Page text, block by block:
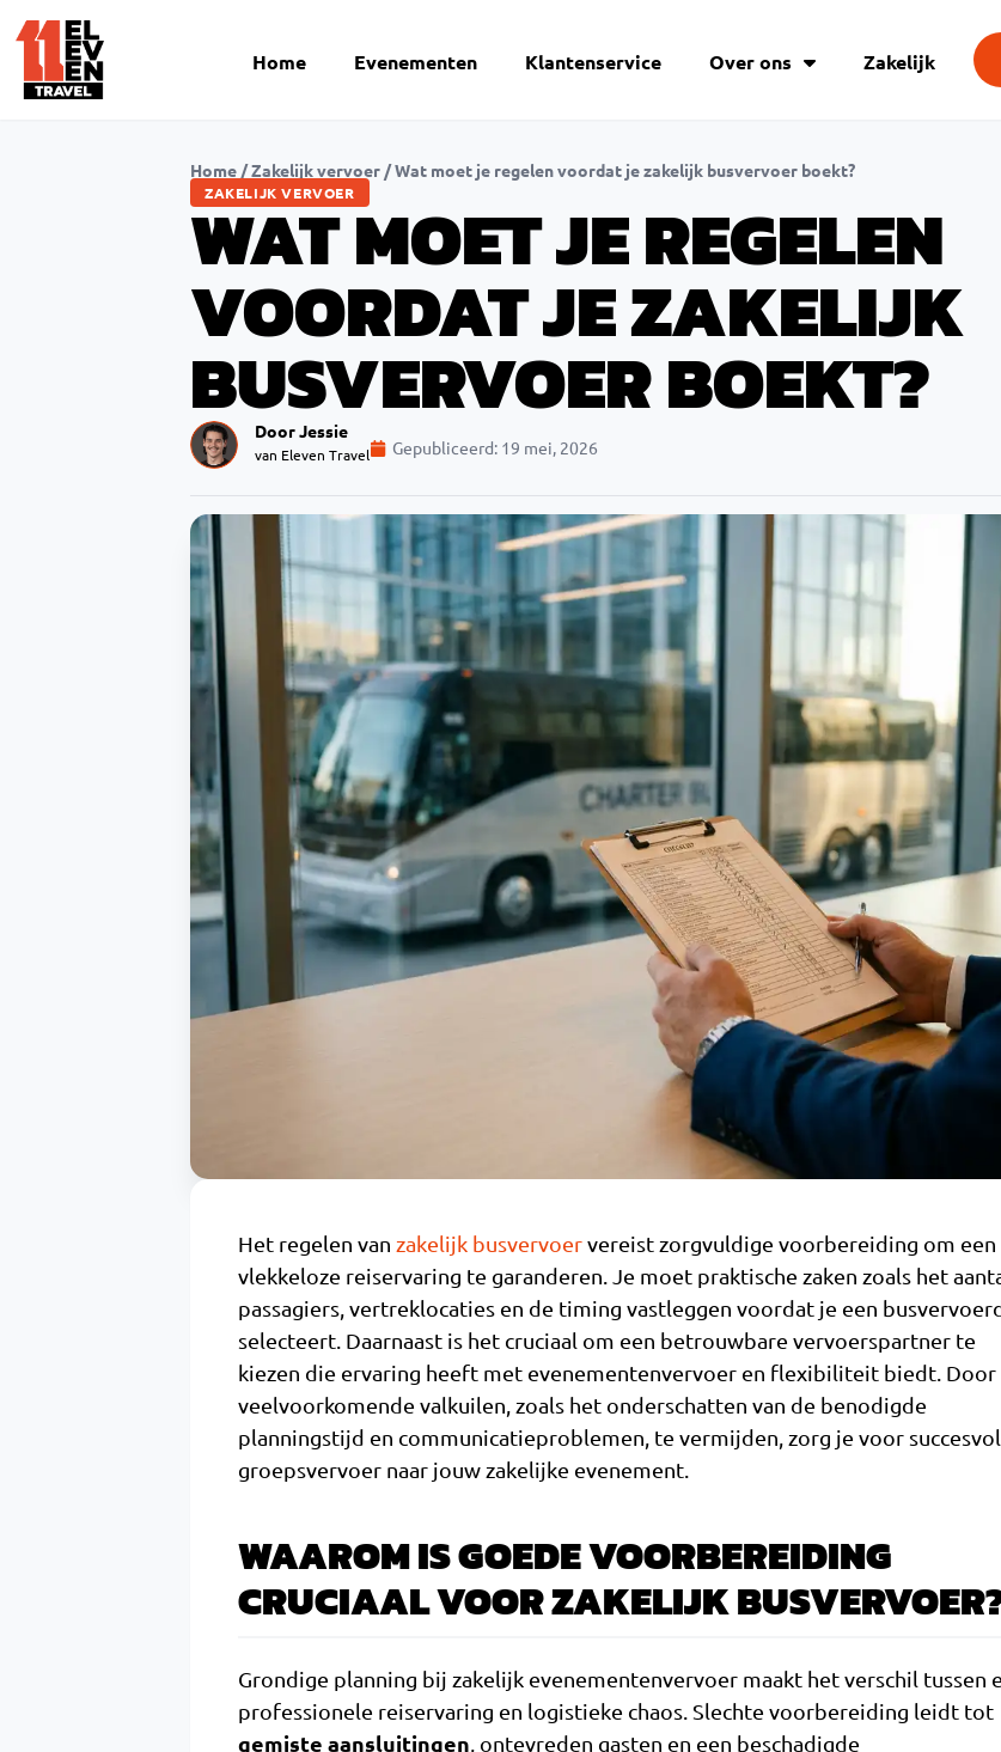
Home Evenementen Klantenservice Over ons Zakelijk
Home /Zakelijk vervoer /Wat moet je regelen voordat je zakelijk busvervoer boekt?
ZAKELIJK VERVOER
WAT MOET JE REGELEN
VOORDAT JE ZAKELIJK
BUSVERVOER BOEKT?
Door Jessie
van Eleven Travel Gepubliceerd: 19 mei, 2026
Het regelen van zakelijk busvervoervereist zorgvuldige voorbereiding om een
vlekkeloze reiservaring te garanderen. Je moet praktische zaken zoals het
passagiers, vertreklocaties en de timing vastleggen voordat je een
selecteert. Daarnaast is het cruciaal om een betrouwbare vervoerspartner te
kiezen die ervaring heeft met evenementenvervoer en flexibiliteit biedt. Door
veelvoorkomende valkuilen, zoals het onderschatten van de benodigde
planningstijd en communicatieproblemen, te vermijden, zorg je voor succesvol
groepsvervoer naar jouw zakelijke evenement.
WAAROM IS GOEDE VOORBEREIDING
CRUCIAAL VOOR ZAKELIJK
Grondige planning bij zakelijk evenementenvervoer maakt het verschil tussen
professionele reiservaring en logistieke chaos. Slechte voorbereiding leidt tot
gemiste aansluitingen , ontevreden gasten en een beschadigde